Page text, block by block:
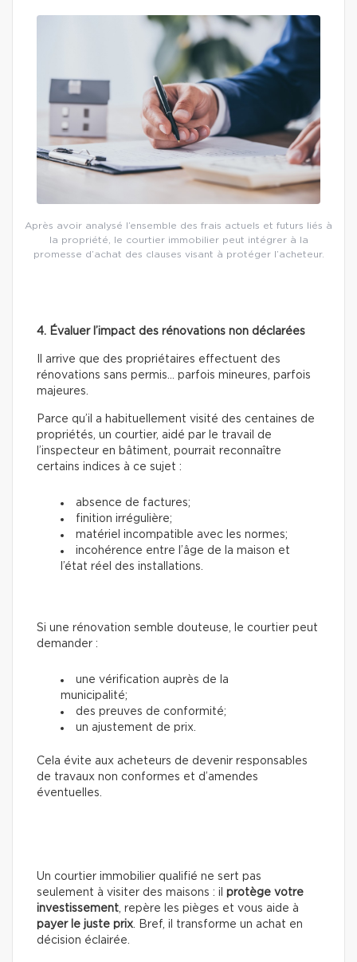
Après avoir analysé l’ensemble des frais actuels et futurs liés à
la propriété, le courtier immobilier peut intégrer à la
promesse d’achat des clauses visant à protéger l’acheteur.
4. Évaluer l’impact des rénovations non déclarées
Il arrive que des propriétaires effectuent des
rénovations sans permis… parfois mineures, parfois
majeures.
Parce qu’il a habituellement visité des centaines de
propriétés, un courtier, aidé par le travail de
l’inspecteur en bâtiment, pourrait reconnaître
certains indices à ce sujet :
absence de factures;
finition irrégulière;
matériel incompatible avec les normes;
incohérence entre l’âge de la maison et
l’état réel des installations.
Si une rénovation semble douteuse, le courtier peut
demander :
une vérification auprès de la
municipalité;
des preuves de conformité;
un ajustement de prix.
Cela évite aux acheteurs de devenir responsables
de travaux non conformes et d’amendes
éventuelles.
Un courtier immobilier qualifié ne sert pas
seulement à visiter des maisons : il protège votre
investissement, repère les pièges et vous aide à
payer le juste prix. Bref, il transforme un achat en
décision éclairée.